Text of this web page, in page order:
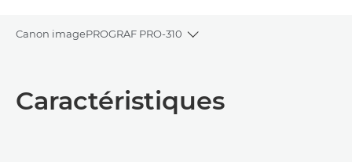
Canon imagePROGRAF PRO-310
Toggle breadcrumbs
Caractéristiques
Caractéristiques